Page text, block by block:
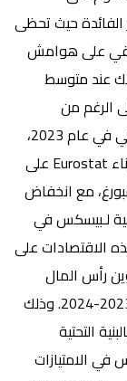
الفائدة حيث تحظى
على هوامش
عند متوسط
الرغم من
التوقعات القاتمة لقطاع البناء والتشييد الأوروبي في عام 2023،
الا ان في يونيو 2023 ارتفع مؤشرالإنتاج في البناء Eurostat على
مع انخفاض
لـبيسكس في
الاقتصادات على
تكوين رأس المال
الثابت في منطقة اليورو المتوقع خلال الفترة 2023-2024. وذلك
التحتية
الامتيازات